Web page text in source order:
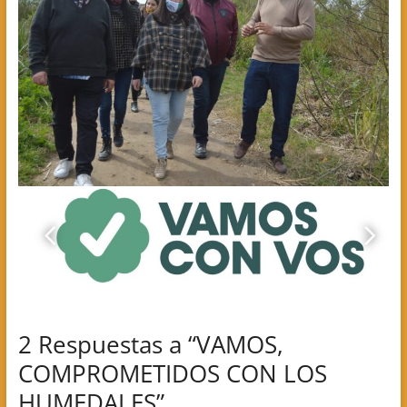
2 Respuestas a “VAMOS,
COMPROMETIDOS CON LOS